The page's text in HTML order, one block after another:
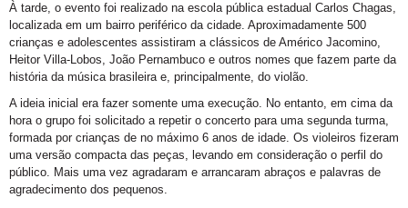
À tarde, o evento foi realizado na escola pública estadual Carlos Chagas,
localizada em um bairro periférico da cidade. Aproximadamente 500
crianças e adolescentes assistiram a clássicos de Américo Jacomino,
Heitor Villa-Lobos, João Pernambuco e outros nomes que fazem parte da
história da música brasileira e, principalmente, do violão.
A ideia inicial era fazer somente uma execução. No entanto, em cima da
hora o grupo foi solicitado a repetir o concerto para uma segunda turma,
formada por crianças de no máximo 6 anos de idade. Os violeiros fizeram
uma versão compacta das peças, levando em consideração o perfil do
público. Mais uma vez agradaram e arrancaram abraços e palavras de
agradecimento dos pequenos.